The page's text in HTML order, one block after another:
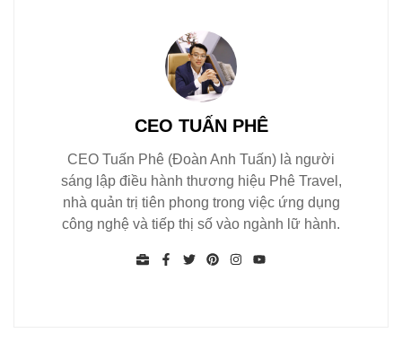
CEO TUẤN PHÊ
CEO Tuấn Phê (Đoàn Anh Tuấn) là người
sáng lập điều hành thương hiệu Phê Travel,
nhà quản trị tiên phong trong việc ứng dụng
công nghệ và tiếp thị số vào ngành lữ hành.